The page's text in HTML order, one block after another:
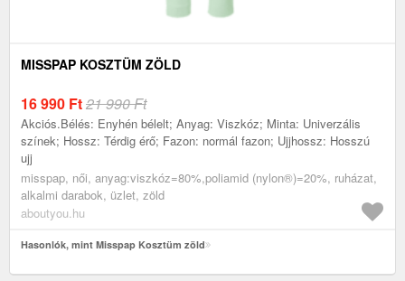
MISSPAP KOSZTÜM ZÖLD
16 990 Ft21 990 Ft
Akciós.Bélés: Enyhén bélelt; Anyag: Viszkóz; Minta: Univerzális
színek; Hossz: Térdig érő; Fazon: normál fazon; Ujjhossz: Hosszú
ujj
misspap, női, anyag:viszkóz=80%,poliamid (nylon®)=20%, ruházat,
alkalmi darabok, üzlet, zöld
aboutyou.hu
Hasonlók, mint Misspap Kosztüm zöld